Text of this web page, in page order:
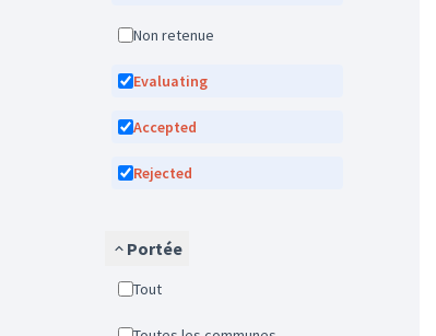
Non retenue
Evaluating
Accepted
Rejected
Portée
Tout